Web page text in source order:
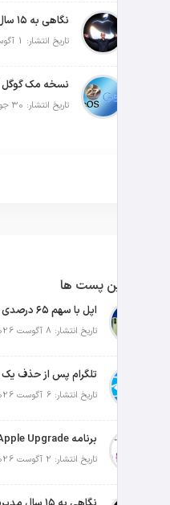
تاریخ انتشار: 1 آگوست 2026
تاریخ انتشار: 30 جولای 2026
آخرین پست ها
تاریخ انتشار: 8 آگوست 2026
تلگرام پس از حذف یک
تاریخ انتشار: 6 آگوست 2026
تاریخ انتشار: 2 آگوست 2026